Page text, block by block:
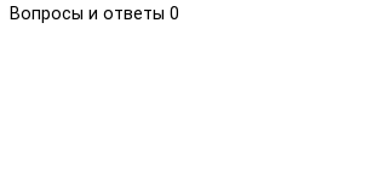
Вопросы и ответы 0